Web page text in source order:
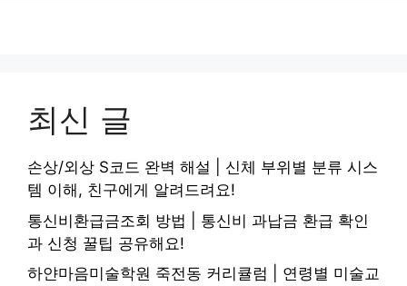
최신 글
손상/외상 S코드 완벽 해설 | 신체 부위별 분류 시스
템 이해, 친구에게 알려드려요!
통신비환급금조회 방법 | 통신비 과납금 환급 확인
과 신청 꿀팁 공유해요!
하얀마음미술학원 죽전동 커리큘럼 | 연령별 미술교